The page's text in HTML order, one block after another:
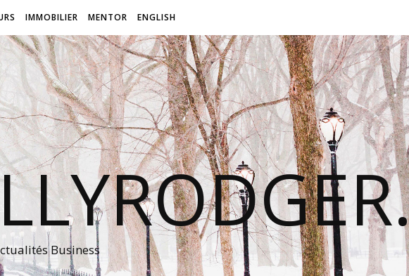
IMMOBILIER MENTOR ENGLISH
Business